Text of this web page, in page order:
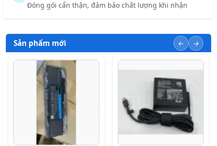
Đóng gói cẩn thận, đảm bảo chất lượng khi nhận
Sản phẩm mới